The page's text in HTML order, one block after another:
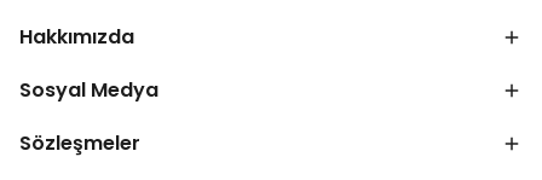
Hakkımızda
Sosyal Medya
Sözleşmeler